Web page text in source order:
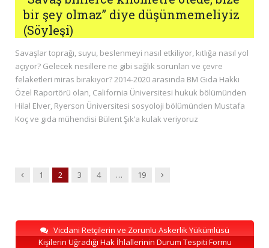
bir şey olmaz” diye düşünmemeliyiz
(Söyleşi)
Savaşlar toprağı, suyu, beslenmeyi nasıl etkiliyor, kıtlığa nasıl yol
açıyor? Gelecek nesillere ne gibi sağlık sorunları ve çevre
felaketleri miras bırakıyor? 2014-2020 arasında BM Gıda Hakkı
Özel Raportörü olan, California Üniversitesi hukuk bölümünden
Hilal Elver, Ryerson Üniversitesi sosyoloji bölümünden Mustafa
Koç ve gıda mühendisi Bülent Şık’a kulak veriyoruz
Previous
1 2 3 4 … 19 Next
Vicdani Retçilerin ve Zorunlu Askerlik Yükümlüsü
Kişilerin Uğradığı Hak İhlallerinin Durum Tespiti Formu